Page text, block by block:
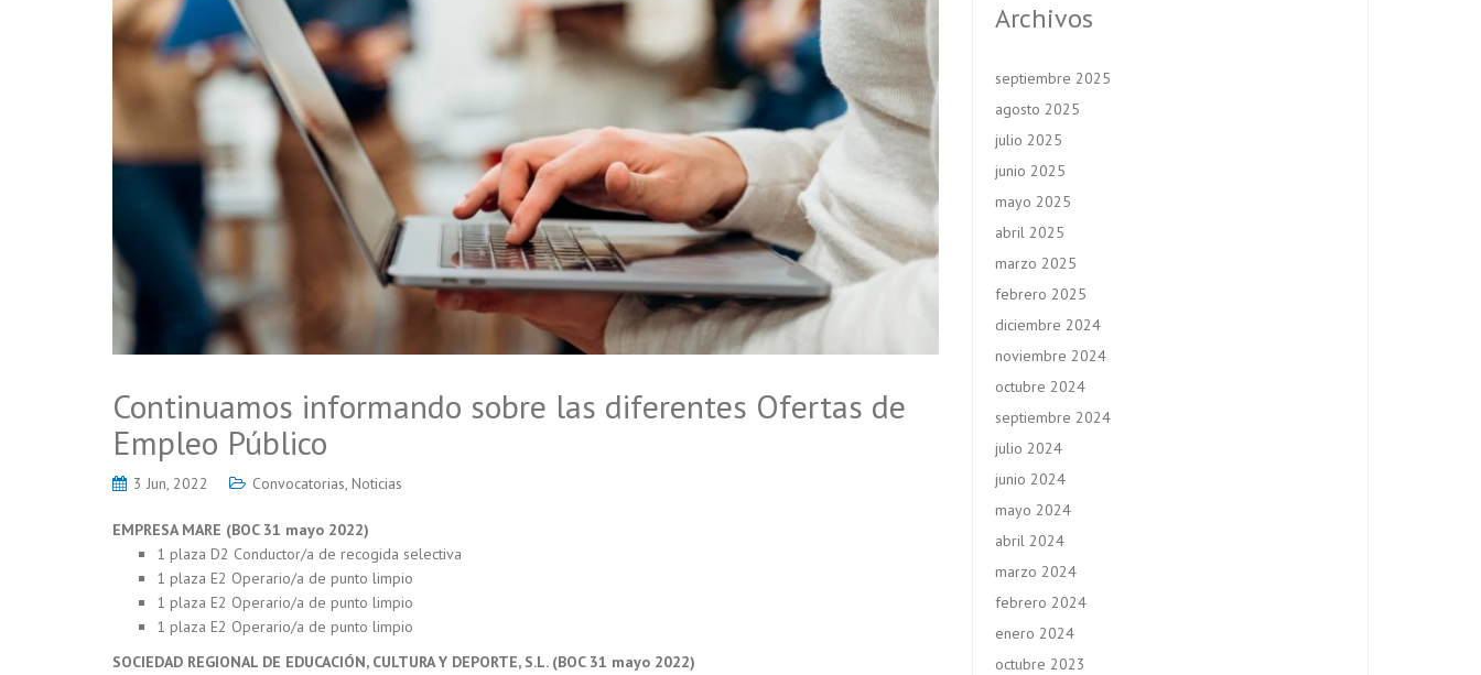
Continuamos informando sobre las diferentes Ofertas de
Empleo Público
3 Jun, 2022 Convocatorias, Noticias
EMPRESA MARE (BOC 31 mayo 2022)
1 plaza D2 Conductor/a de recogida selectiva
1 plaza E2 Operario/a de punto limpio
1 plaza E2 Operario/a de punto limpio
1 plaza E2 Operario/a de punto limpio
SOCIEDAD REGIONAL DE EDUCACIÓN, CULTURA Y DEPORTE, S.L. (BOC 31 mayo 2022)
Archivos
septiembre 2025
agosto 2025
julio 2025
junio 2025
mayo 2025
abril 2025
marzo 2025
febrero 2025
diciembre 2024
noviembre 2024
octubre 2024
septiembre 2024
julio 2024
junio 2024
mayo 2024
abril 2024
marzo 2024
febrero 2024
enero 2024
octubre 2023